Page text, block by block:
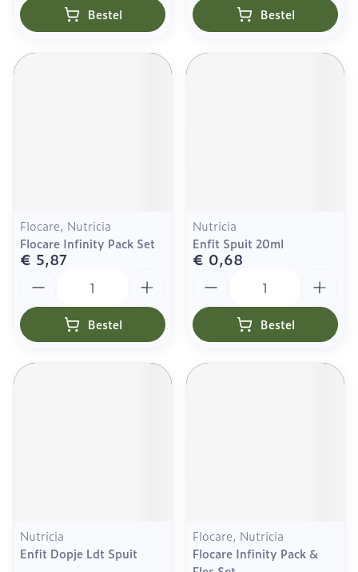
Bestel Bestel
Flocare, Nutricia
Flocare Infinity Pack Set
€ 5,87
Bestel
Nutricia
Enfit Spuit 20ml
€ 0,68
Bestel
Nutricia
Enfit Dopje Ldt Spuit
Flocare, Nutricia
Flocare Infinity Pack &